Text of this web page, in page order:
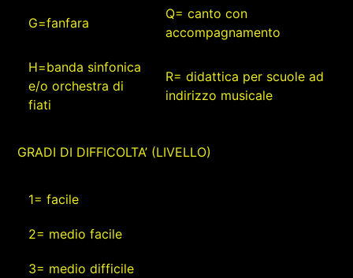
G=fanfara
Q= canto con
accompagnamento
H=banda sinfonica
e/o orchestra di
fiati
R= didattica per scuole ad
indirizzo musicale
GRADI DI DIFFICOLTA’ (LIVELLO)
1= facile
2= medio facile
3= medio difficile